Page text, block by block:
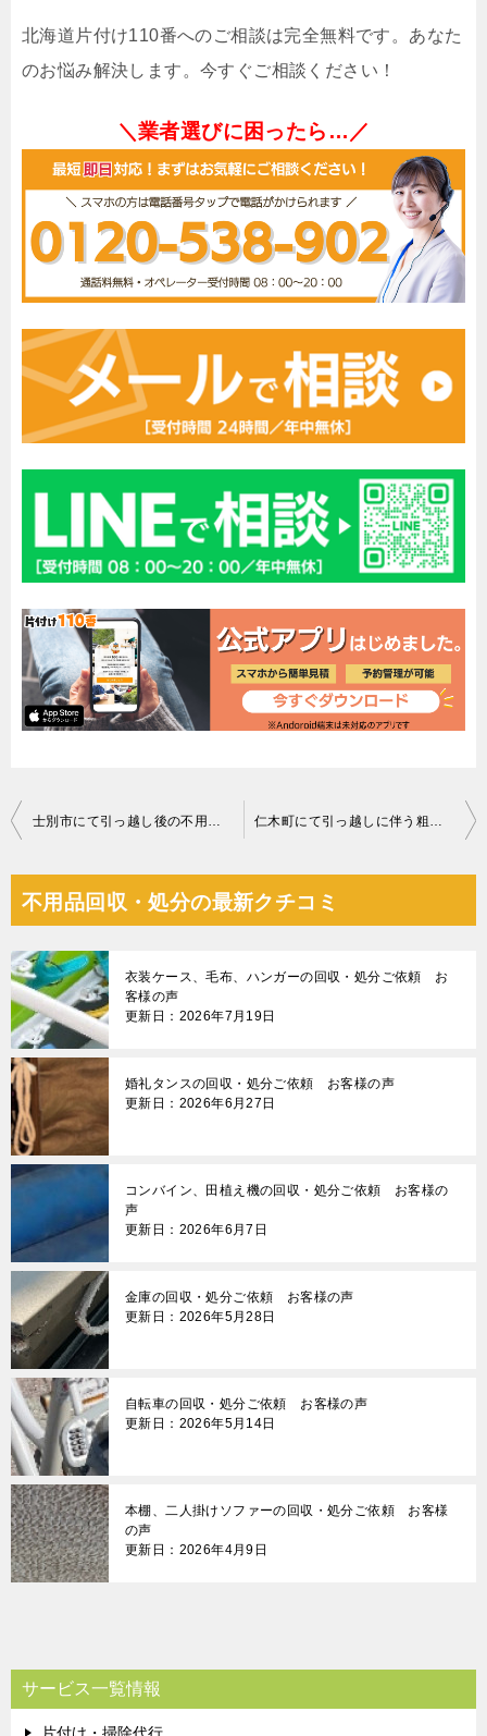
北海道片付け110番へのご相談は完全無料です。あなた
のお悩み解決します。今すぐご相談ください！
＼業者選びに困ったら…／
投
ナ
ビ
ゲ
ー
シ
ョ
ン
士別市にて引っ越し後の不用品の回収処分のご依頼 お客様の声 仁木町にて引っ越しに伴う粗大ごみの回収処分のご依頼 お客様の声
不用品回収・処分の最新クチコミ
衣装ケース、毛布、ハンガーの回収・処分ご依頼 お
客様の声
更新日：2026年7月19日
婚礼タンスの回収・処分ご依頼 お客様の声
更新日：2026年6月27日
コンバイン、田植え機の回収・処分ご依頼 お客様の
声
更新日：2026年6月7日
金庫の回収・処分ご依頼 お客様の声
更新日：2026年5月28日
自転車の回収・処分ご依頼 お客様の声
更新日：2026年5月14日
本棚、二人掛けソファーの回収・処分ご依頼 お客様
の声
更新日：2026年4月9日
サービス一覧情報